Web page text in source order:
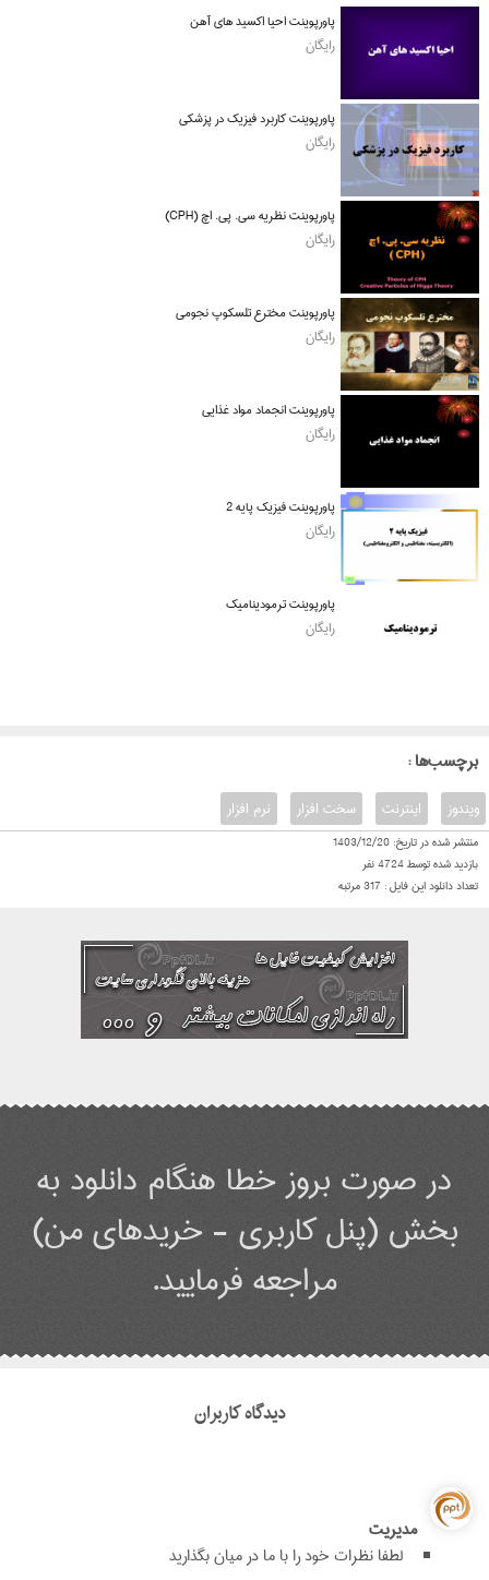
پاورپوینت احیا اکسید های آهن
رایگان
پاورپوینت کاربرد فیزیک در پزشکی
رایگان
پاورپوینت نظریه سی. پی. اچ (CPH)
رایگان
پاورپوینت مخترع تلسکوپ نجومی
رایگان
پاورپوینت انجماد مواد غذایی
رایگان
پاورپوینت فیزیک پایه 2
رایگان
پاورپوینت ترمودینامیک
رایگان
: برچسب‌ها
نرم افزار سخت افزار اینترنت ویندوز
منتشر شده در تاریخ: 1403/12/20
بازدید شده توسط4724نفر
تعداد دانلود این فایل : 317مرتبه
در صورت بروز خطا هنگام دانلود به
بخش (پنل کاربری - خریدهای من)
مراجعه فرمایید.
دیدگاه کاربران
مدیریت
لطفا نظرات خود را با ما در میان بگذارید